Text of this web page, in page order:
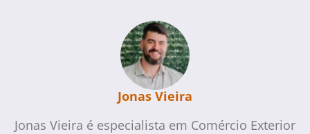
Jonas Vieira
Jonas Vieira é especialista em Comércio Exterior